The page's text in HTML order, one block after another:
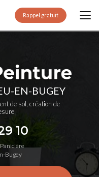
Rappel gratuit
EN-BUGEY
de sol, création de
10
Bugey